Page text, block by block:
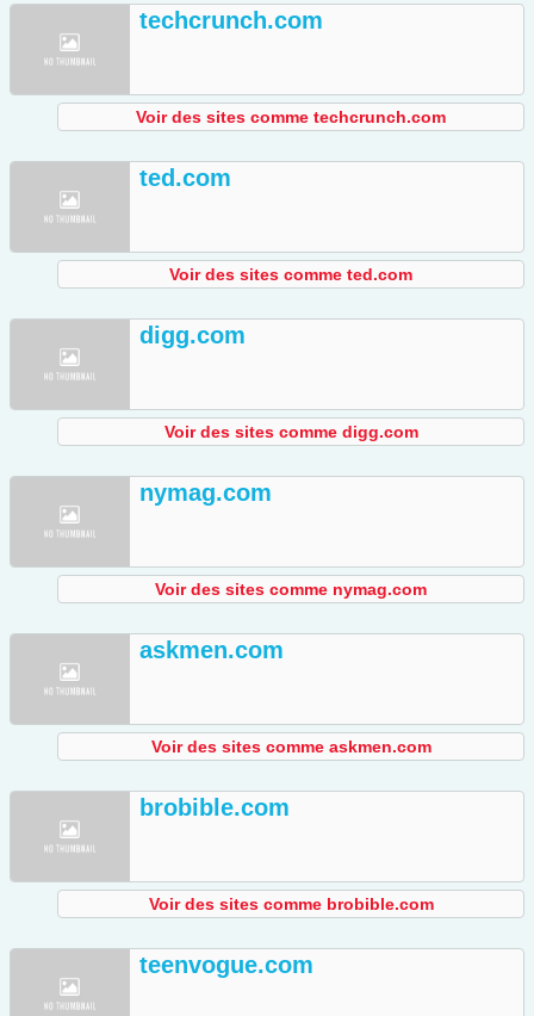
techcrunch.com
Voir des sites comme techcrunch.com
ted.com
Voir des sites comme ted.com
digg.com
Voir des sites comme digg.com
nymag.com
Voir des sites comme nymag.com
askmen.com
Voir des sites comme askmen.com
brobible.com
Voir des sites comme brobible.com
teenvogue.com